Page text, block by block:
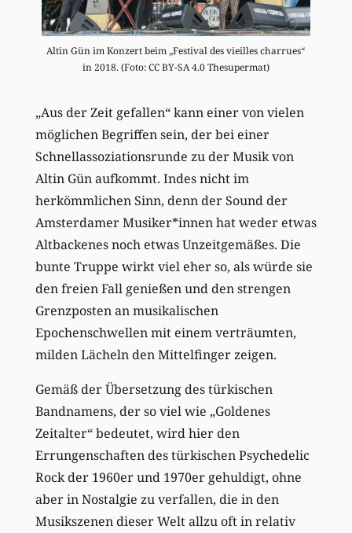
Altin Gün im Konzert beim „Festival des vieilles charrues“
in 2018. (Foto: CC BY-SA 4.0 Thesupermat)
„Aus der Zeit gefallen“ kann einer von vielen
möglichen Begriffen sein, der bei einer
Schnellassoziationsrunde zu der Musik von
Altin Gün aufkommt. Indes nicht im
herkömmlichen Sinn, denn der Sound der
Amsterdamer Musiker*innen hat weder etwas
Altbackenes noch etwas Unzeitgemäßes. Die
bunte Truppe wirkt viel eher so, als würde sie
den freien Fall genießen und den strengen
Grenzposten an musikalischen
Epochenschwellen mit einem verträumten,
milden Lächeln den Mittelfinger zeigen.
Gemäß der Übersetzung des türkischen
Bandnamens, der so viel wie „Goldenes
Zeitalter“ bedeutet, wird hier den
Errungenschaften des türkischen Psychedelic
Rock der 1960er und 1970er gehuldigt, ohne
aber in Nostalgie zu verfallen, die in den
Musikszenen dieser Welt allzu oft in relativ